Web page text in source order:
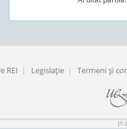
REI | Legislaţie | Termeni şi
[T: